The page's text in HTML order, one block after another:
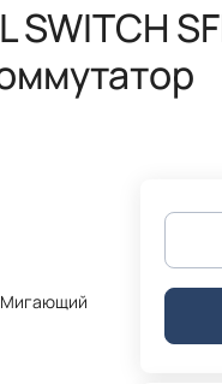
Мигающий